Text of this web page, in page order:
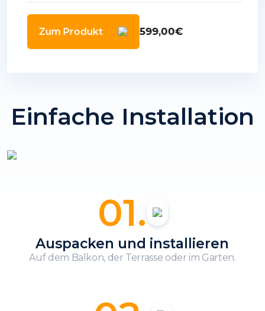
Gratis Modul DTU-Wlite S
Zum Produkt 599,00€
Einfache Installation
01.
Auspacken und installieren
Auf dem Balkon, der Terrasse oder im Garten.